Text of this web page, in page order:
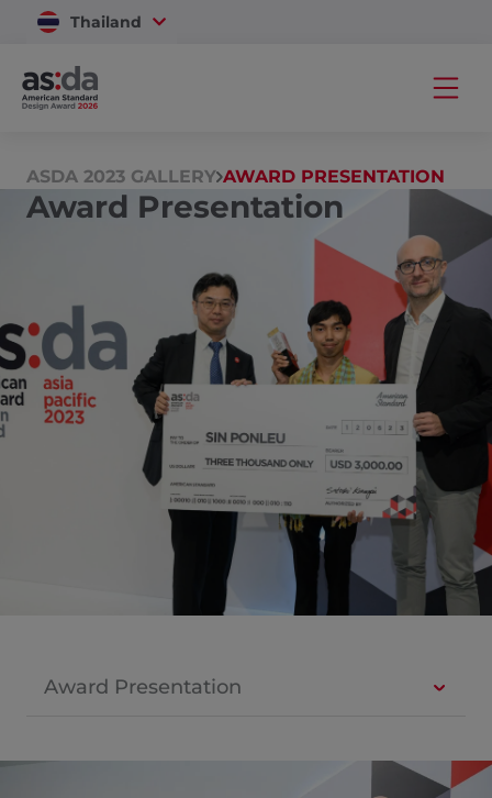
Thailand
Vietnam
ASDA 2023 GALLERY AWARD PRESENTATION
Award Presentation
Award Presentation